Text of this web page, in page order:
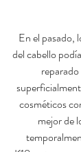
En el pasado,
del cabello
cosméticos
mejor de